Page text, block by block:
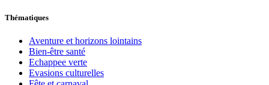
Thématiques
Aventure et horizons lointains
Bien-être santé
Echappee verte
Evasions culturelles